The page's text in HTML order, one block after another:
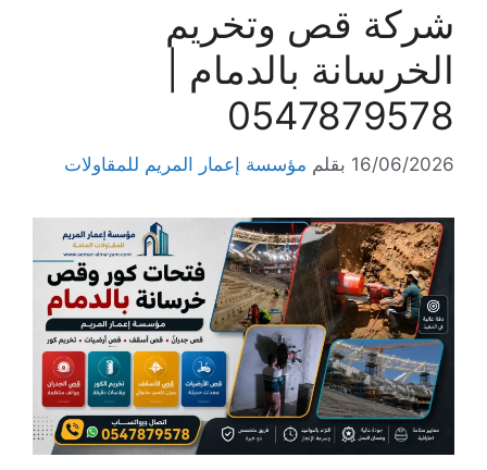
شركة قص وتخريم
الخرسانة بالدمام |
0547879578
16/06/2026 بقلم مؤسسة إعمار المريم للمقاولات